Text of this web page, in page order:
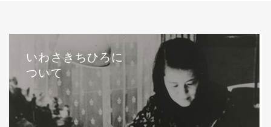
いわさきちひろに
ついて